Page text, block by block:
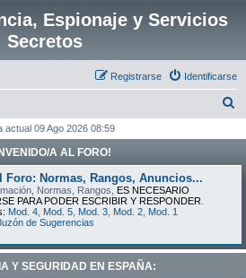
Espionaje y Servicios
Secretos
Identificarse
Registrarse
c
actual 09 Ago 2026 08:59
A AL FORO!
Foro: Normas, Rangos, Anuncios...
Normas, Rangos, ES NECESARIO
PARA PODER ESCRIBIR Y RESPONDER
Mod. 4 Mod. 5 Mod. 3 Mod. 2 Mod. 1
de Sugerencias
Y SEGURIDAD EN ESPAÑA: